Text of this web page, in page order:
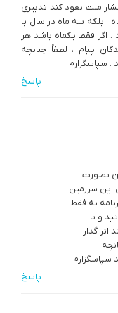
ملت نفوذ کند تدبیری
، بلکه سه ماه در سال با
اگر فقط یکماه باشد هر
پیام ، لطفاً چنانچه
. سپاسگزارم
پاسخ
بصورت
این سرزمین
نه فقط
و با
گذار
سپاسگزارم
پاسخ